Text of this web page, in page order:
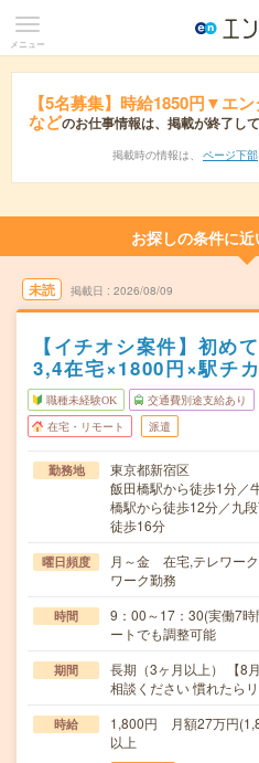
メニュー
【5名募集】時給1850円▼エ
などのお仕事情報は、掲載が終了し
掲載時の情報は、 ページ下部
お探しの条件に
未読 掲載日 2026/08/09
【イチオシ案件】初め
3,4在宅×1800円×駅チ
職種未経験OK 交通費別途支給あり
在宅・リモート 派遣
勤務地
東京都新宿区
飯田橋駅から徒歩1分／
橋駅から徒歩12分／九
徒歩16分
曜日頻度
月～金 在宅,テレワー
ワーク勤務
時間
9：00～17：30(実働7
ートでも調整可能
期間
長期（3ヶ月以上） 【8
相談ください 慣れたら
時給
1,800円 月額27万円
以上